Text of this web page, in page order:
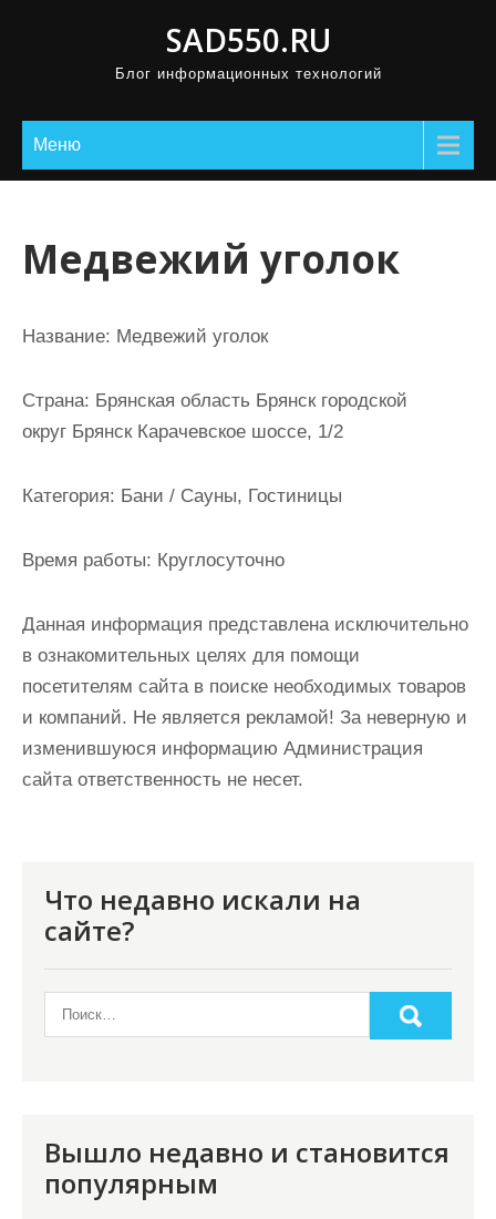
SAD550.RU
Блог информационных технологий
Меню
Медвежий уголок
Название: Медвежий уголок
Страна: Брянская область Брянск городской
округ Брянск Карачевское шоссе, 1/2
Категория: Бани / Сауны, Гостиницы
Время работы: Круглосуточно
Данная информация представлена исключительно
в ознакомительных целях для помощи
посетителям сайта в поиске необходимых товаров
и компаний. Не является рекламой! За неверную и
изменившуюся информацию Администрация
сайта ответственность не несет.
Что недавно искали на
сайте?
Вышло недавно и становится
популярным